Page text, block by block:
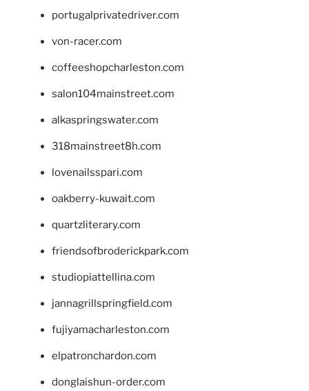
portugalprivatedriver.com
von-racer.com
coffeeshopcharleston.com
salon104mainstreet.com
alkaspringswater.com
318mainstreet8h.com
lovenailsspari.com
oakberry-kuwait.com
quartzliterary.com
friendsofbroderickpark.com
studiopiattellina.com
jannagrillspringfield.com
fujiyamacharleston.com
elpatronchardon.com
donglaishun-order.com